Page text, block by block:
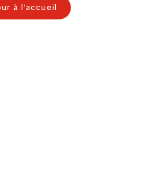
à l'accueil